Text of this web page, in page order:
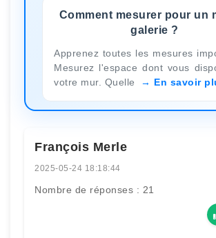
Comment mesurer pour un
galerie ?
Apprenez toutes les mesures
Mesurez l'espace dont vous
votre mur. Quelle
En savoir
François Merle
2025-05-24 18:18:44
Nombre de réponses : 21